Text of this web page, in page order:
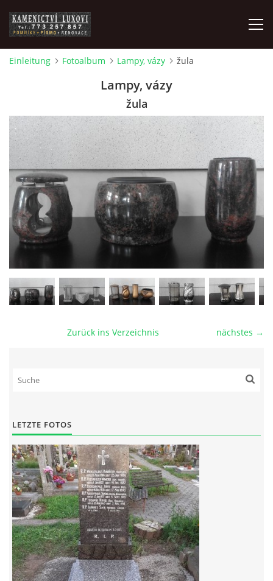
© 2026 eStránky.cz |RSS
Einleitung Fotoalbum Lampy, vázy žula
Lampy, vázy
žula
nächstes →
Zurück ins Verzeichnis
LETZTE FOTOS